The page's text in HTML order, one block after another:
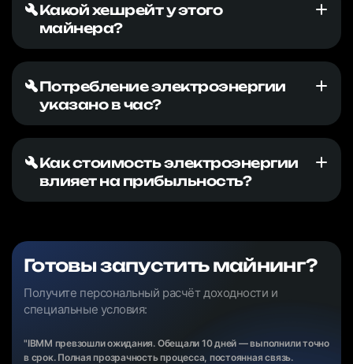
Какой хешрейт у этого
майнера?
Потребление электроэнергии
указано в час?
Как стоимость электроэнергии
влияет на прибыльность?
Готовы запустить майнинг?
Получите персональный расчёт доходности и
специальные условия:
"IBMM превзошли ожидания. Обещали 10 дней — выполнили точно
в срок. Полная прозрачность процесса, постоянная связь.